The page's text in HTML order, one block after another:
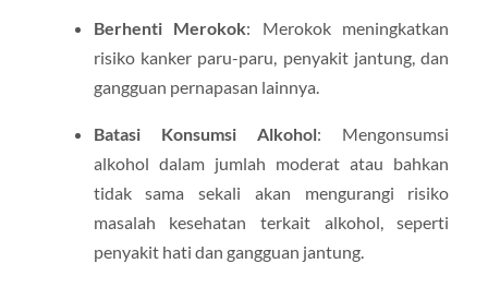
Berhenti Merokok: Merokok meningkatkan
risiko kanker paru-paru, penyakit jantung, dan
gangguan pernapasan lainnya.
Batasi Konsumsi Alkohol: Mengonsumsi
alkohol dalam jumlah moderat atau bahkan
tidak sama sekali akan mengurangi risiko
masalah kesehatan terkait alkohol, seperti
penyakit hati dan gangguan jantung.